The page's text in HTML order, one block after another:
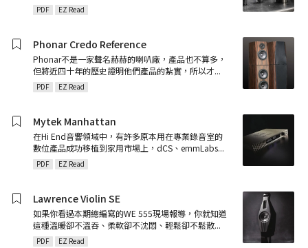
PDF EZ Read
Phonar Credo Reference
Phonar不是一家聲名赫赫的喇叭廠，產品也不算多，
但將近四十年的歷史證明他們產品的紮實，所以才...
PDF EZ Read
Mytek Manhattan
在Hi End音響領域中，有許多原本用在專業錄音室的
數位產品成功移植到家用市場上，dCS、emmLabs...
PDF EZ Read
Lawrence Violin SE
如果你看過本期總編寫的WE 555現場報導，你就知道
這種溫暖卻不溫吞、柔軟卻不沈悶、輕鬆卻不鬆散...
PDF EZ Read